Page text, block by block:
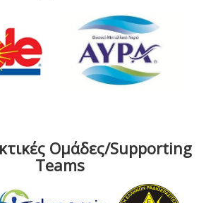
Ομάδες/Supporting
Teams